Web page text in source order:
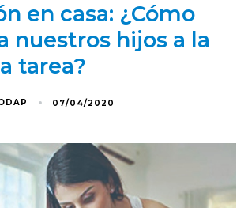
en casa: ¿Cómo
nuestros hijos a la
tarea?
07/04/2020